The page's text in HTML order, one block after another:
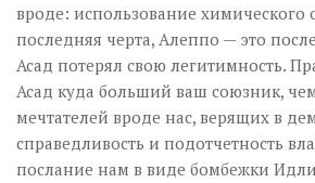
вроде: использование химического
последняя черта, Алеппо — это
Асад потерял свою легитимность.
Асад куда больший ваш союзник,
мечтателей вроде нас, верящих в
справедливость и подотчетность
послание нам в виде бомбежки